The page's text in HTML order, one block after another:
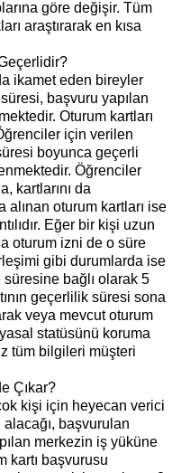
göre değişir. Tüm
araştırarak en kısa
ikamet eden bireyler
başvuru yapılan
Oturum kartları
için verilen
boyunca geçerli
Öğrenciler
kartlarını da
alınan oturum kartları ise
Eğer bir kişi uzun
oturum izni de o süre
gibi durumlarda ise
bağlı olarak 5
geçerlilik süresi sona
veya mevcut oturum
statüsünü koruma
tüm bilgileri müşteri
Çıkar?
kişi için heyecan verici
başvurulan
merkezin iş yüküne
kartı başvurusu